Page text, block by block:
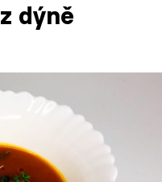
dýně